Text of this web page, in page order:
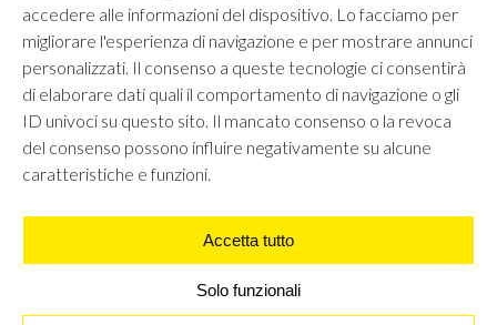
accedere alle informazioni del dispositivo. Lo facciamo per
migliorare l'esperienza di navigazione e per mostrare annunci
personalizzati. Il consenso a queste tecnologie ci consentirà
di elaborare dati quali il comportamento di navigazione o gli
ID univoci su questo sito. Il mancato consenso o la revoca
del consenso possono influire negativamente su alcune
caratteristiche e funzioni.
Accetta tutto
Solo funzionali
RESI E RIMBORSI
REGOLAMENTO LOYALTY
CONTATTACI
PRIVACY POLICY COOKIE POLICY
UNI GRUPPO S.R.L - Viale Angelo Filippetti 24, 20122 Milano.
All right reserved P.IVA 10405840967